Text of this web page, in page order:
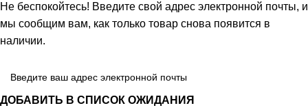
Не беспокойтесь! Введите свой адрес электронной почты, и
мы сообщим вам, как только товар снова появится в
наличии.
ДОБАВИТЬ В СПИСОК ОЖИДАНИЯ